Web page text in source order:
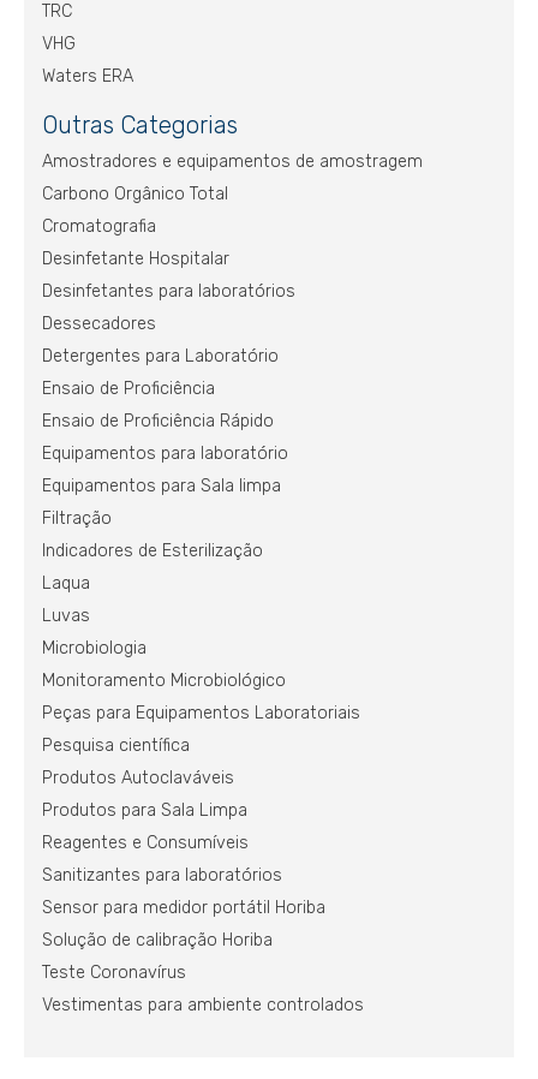
TRC
VHG
Waters ERA
Outras Categorias
Amostradores e equipamentos de amostragem
Carbono Orgânico Total
Cromatografia
Desinfetante Hospitalar
Desinfetantes para laboratórios
Dessecadores
Detergentes para Laboratório
Ensaio de Proficiência
Ensaio de Proficiência Rápido
Equipamentos para laboratório
Equipamentos para Sala limpa
Filtração
Indicadores de Esterilização
Laqua
Luvas
Microbiologia
Monitoramento Microbiológico
Peças para Equipamentos Laboratoriais
Pesquisa científica
Produtos Autoclaváveis
Produtos para Sala Limpa
Reagentes e Consumíveis
Sanitizantes para laboratórios
Sensor para medidor portátil Horiba
Solução de calibração Horiba
Teste Coronavírus
Vestimentas para ambiente controlados